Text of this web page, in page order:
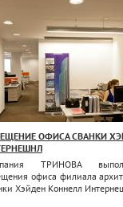
ОФИСА СВАНКИ
ТРИНОВА
офиса филиала
Хэйден Коннелл